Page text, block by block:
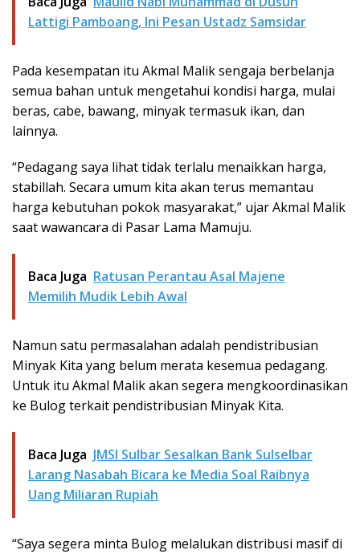
Lattigi Pamboang, Ini Pesan Ustadz Samsidar
Pada kesempatan itu Akmal Malik sengaja berbelanja
semua bahan untuk mengetahui kondisi harga, mulai
beras, cabe, bawang, minyak termasuk ikan, dan
lainnya.
“Pedagang saya lihat tidak terlalu menaikkan harga,
stabillah. Secara umum kita akan terus memantau
harga kebutuhan pokok masyarakat,” ujar Akmal Malik
saat wawancara di Pasar Lama Mamuju.
Baca Juga Ratusan Perantau Asal Majene
Memilih Mudik Lebih Awal
Namun satu permasalahan adalah pendistribusian
Minyak Kita yang belum merata kesemua pedagang.
Untuk itu Akmal Malik akan segera mengkoordinasikan
ke Bulog terkait pendistribusian Minyak Kita.
Baca Juga JMSI Sulbar Sesalkan Bank Sulselbar
Larang Nasabah Bicara ke Media Soal Raibnya
Uang Miliaran Rupiah
“Saya segera minta Bulog melalukan distribusi masif di